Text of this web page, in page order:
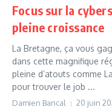
Focus sur la
pleine croissance
La Bretagne, ça vous
dans cette magnifique
pleine d’atouts comme
pour trouver le job ...
Damien Bancal 20 juin